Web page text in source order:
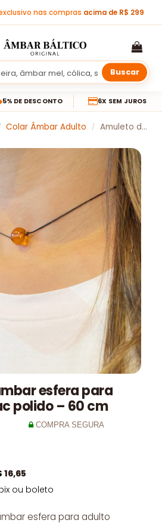
nas compras acima de R$ 299
Buscar
5% DE DESCONTO 6X SEM JUROS
Colar Âmbar Adulto / Amuleto de âmbar esfera para adulto cognac polido – 60 cm
esfera para
polido – 60 cm
COMPRA SEGURA
16,65
ou boleto
esfera para adulto